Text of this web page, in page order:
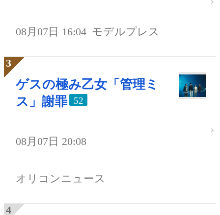
08月07日 16:04 モデルプレス
ゲスの極み乙女「管理ミ
ス」謝罪
52
08月07日 20:08
オリコンニュース